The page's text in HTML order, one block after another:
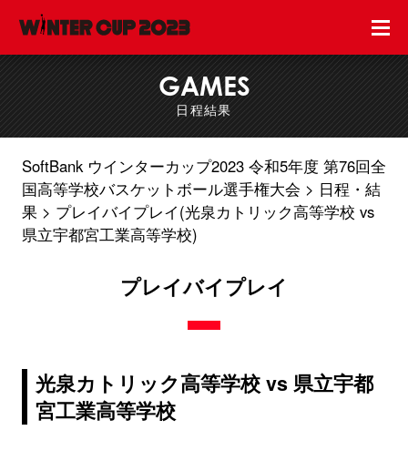
GAMES
日程結果
SoftBank ウインターカップ2023 令和5年度 第76回全
国高等学校バスケットボール選手権大会
日程・結
果
プレイバイプレイ(光泉カトリック高等学校 vs
県立宇都宮工業高等学校)
プレイバイプレイ
光泉カトリック高等学校 vs 県立宇都
宮工業高等学校